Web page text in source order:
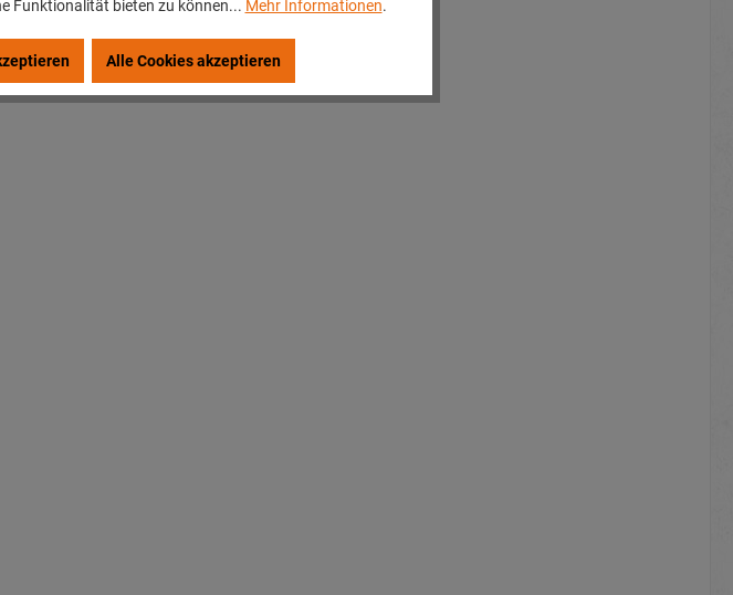
Funktionalität bieten zu können... Mehr Informationen.
Alle Cookies akzeptieren